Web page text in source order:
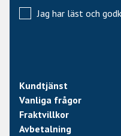
Jag har läst och
Kundtjänst
Vanliga frågor
Fraktvillkor
Avbetalning